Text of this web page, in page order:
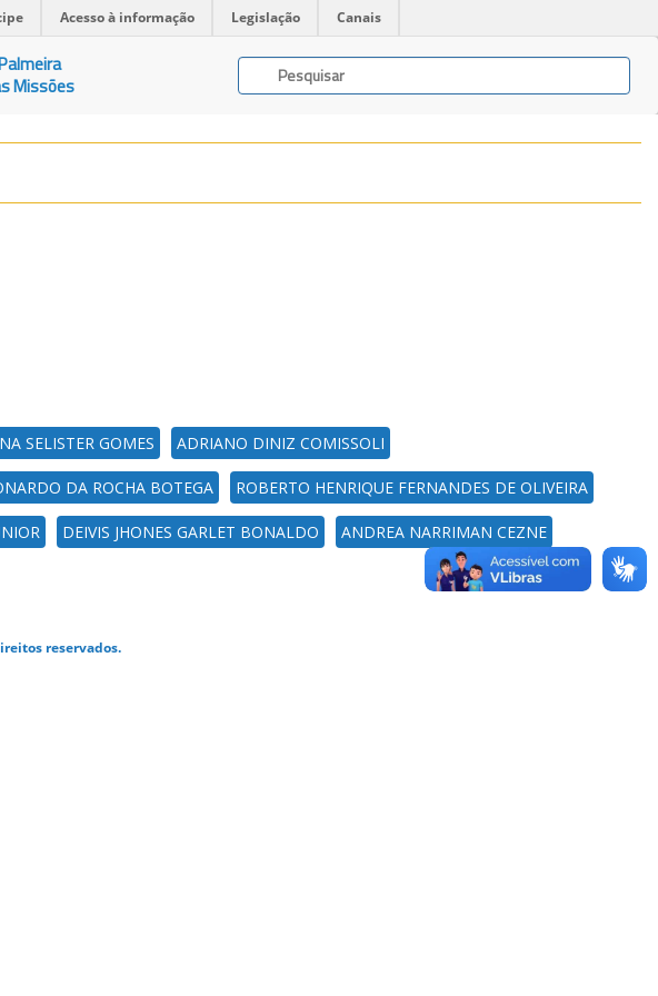
Acesso à informação Legislação Canais
Missões
SELISTER GOMES ADRIANO DINIZ COMISSOLI
DA ROCHA BOTEGA ROBERTO HENRIQUE FERNANDES DE OLIVEIRA
DEIVIS JHONES GARLET BONALDO ANDREA NARRIMAN CEZNE
reservados.